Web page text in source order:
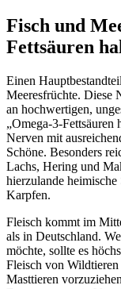
Fisch und
Fettsäuren
Einen
Meeresfrüchte. Diese
an hochwertigen,
„Omega-3-Fettsäuren
Nerven mit
Schöne. Besonders
Lachs, Hering und
hierzulande
Karpfen.
Fleisch kommt im
als in Deutschland.
möchte, sollte es
Fleisch von
Masttieren